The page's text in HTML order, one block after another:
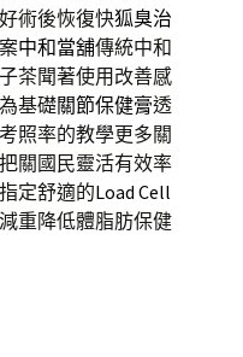
術後恢復快狐臭治
中和當舖傳統中和
茶聞著使用改善感
基礎關節保健膏透
照率的教學更多關
關國民靈活有效率
定舒適的Load Cell
減重降低體脂肪保健